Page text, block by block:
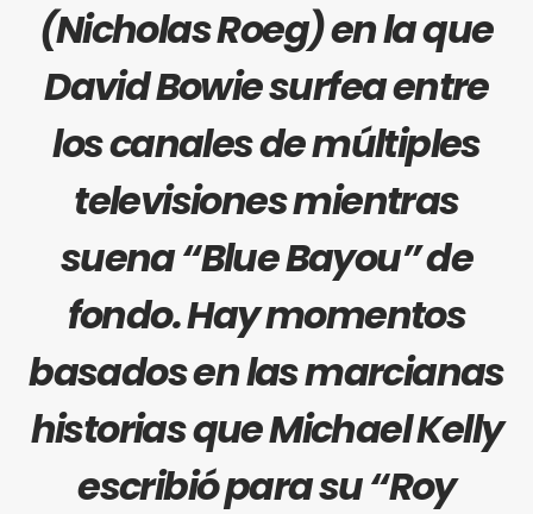
(Nicholas Roeg) en la que
David Bowiesurfea entre
los canales de múltiples
televisiones mientras
suena “Blue Bayou” de
fondo. Hay momentos
basados en las marcianas
historias queMichael Kelly
escribió para su “Roy